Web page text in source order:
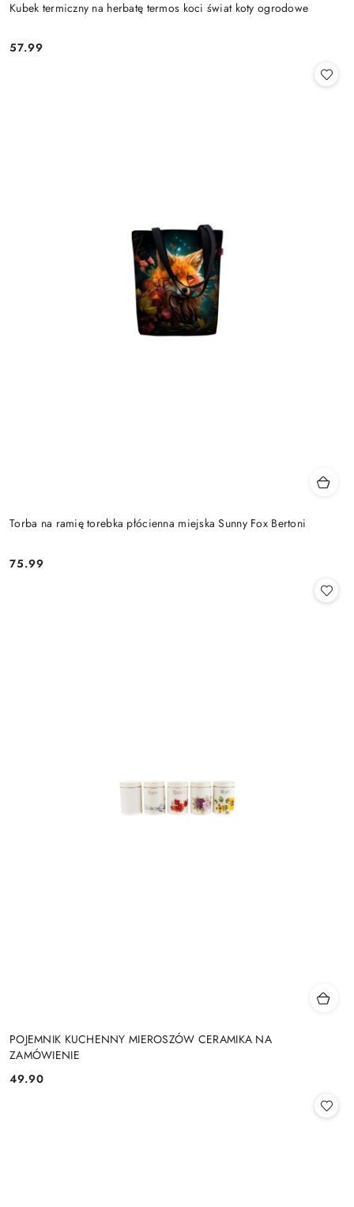
Kubek termiczny na herbatę termos koci świat koty ogrodowe
Cena:
57.99
Torba na ramię torebka płócienna miejska Sunny Fox Bertoni
Cena:
75.99
POJEMNIK KUCHENNY MIEROSZÓW CERAMIKA NA
ZAMÓWIENIE
Cena:
49.90